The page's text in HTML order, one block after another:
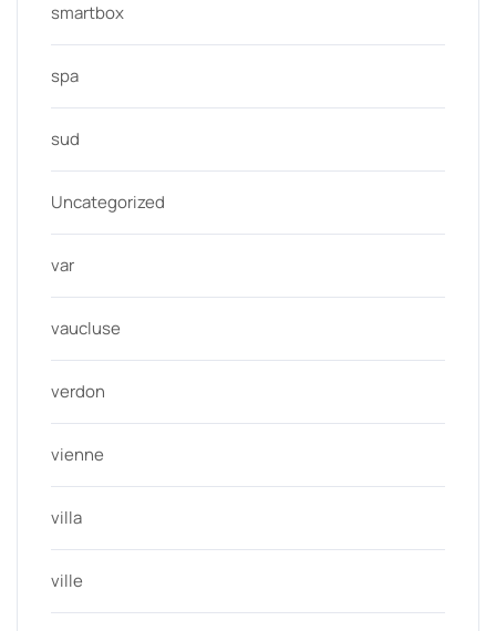
smartbox
spa
sud
Uncategorized
var
vaucluse
verdon
vienne
villa
ville